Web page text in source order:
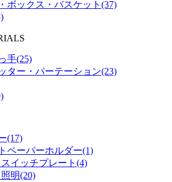
ボックス・バスケット(37)
手(25)
ター・パーテーション(23)
(17)
ペーパーホルダー(1)
イッチプレート(4)
明(20)